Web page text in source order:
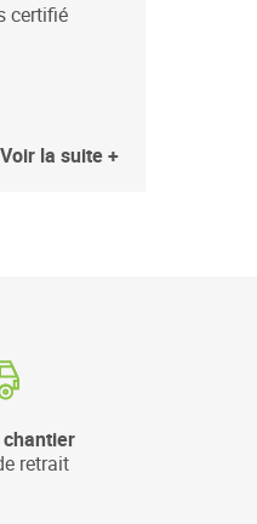
certifié
Voir la suite +
retrait